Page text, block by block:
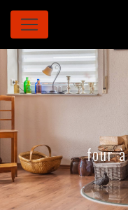
Panneau de gestion des
four